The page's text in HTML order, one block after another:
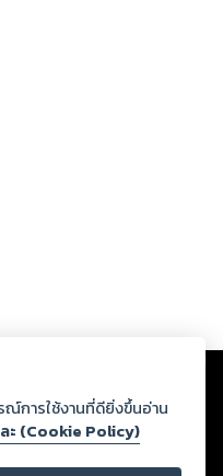
ละปรากฏว่าละเมิดสิทธิใน
มายและศีลธรรม ดังนั้น ผู้อ่าน
ยตนเอง และหากท่านพบว่าส่วน
งมายังบริษัท เพื่อทีมงานจะได้
วนลิขสิทธิ์ตามพระราชบัญญัติ
ณ์การใช้งานที่ดียิ่งขึ้นอ่าน
ะ (Cookie Policy)